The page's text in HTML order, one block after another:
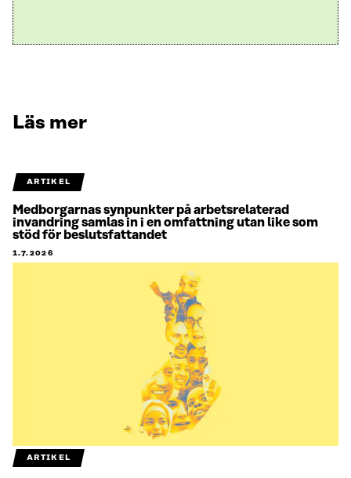
Läs mer
ARTIKEL
Medborgarnas synpunkter på arbetsrelaterad
invandring samlas in i en omfattning utan like som
stöd för beslutsfattandet
1.7.2026
ARTIKEL